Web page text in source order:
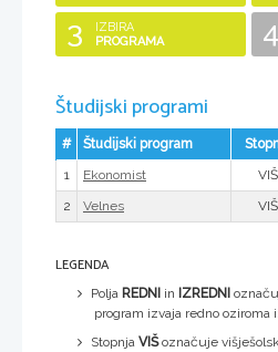
3
IZBIRA
PROGRAMA
4
Študijski programi
# Študijski program
1
Ekonomist
VIŠ
2
Velnes VIŠ
LEGENDA
Polja REDNI in IZREDNI
program izvaja redno oziroma
Stopnja VIŠoznačuje